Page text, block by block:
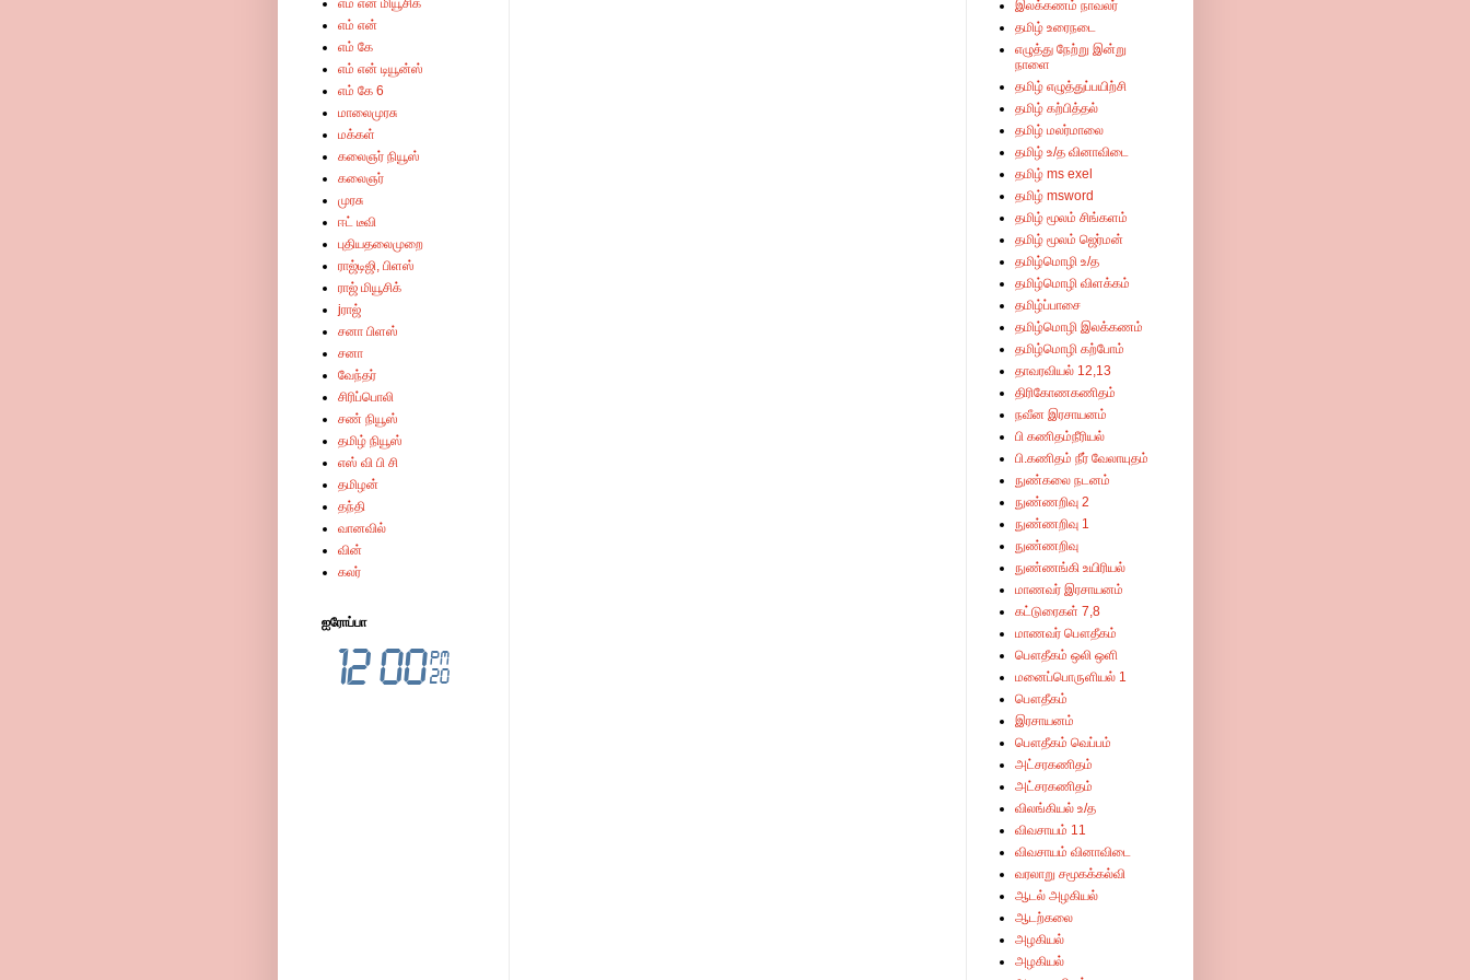
எம் என் மியூசிக்
எம் என்
எம் கே
எம் என் டியூன்ஸ்
எம் கே 6
மாலைமுரசு
மக்கள்
கலைஞர் நியூஸ்
கலைஞர்
முரசு
ஈட் டீவி
புதியதலைமுறை
ராஜ்டிஜி, பிளஸ்
ராஜ் மியூசிக்
jராஜ்
சனா பிளஸ்
சனா
வேந்தர்
சிரிப்பொலி
சண் நியூஸ்
தமிழ் நியூஸ்
எஸ் வி பி சி
தமிழன்
தந்தி
வானவில்
வின்
கலர்
ஐரோப்பா
இலக்கணம் நாவலர்
தமிழ் உரைநடை
எழுத்து நேற்று இன்று
நாளை
தமிழ் எழுத்துப்பயிற்சி
தமிழ் கற்பித்தல்
தமிழ் மலர்மாலை
தமிழ் உ/த வினாவிடை
தமிழ் ms exel
தமிழ் msword
தமிழ் மூலம் சிங்களம்
தமிழ் மூலம் ஜெர்மன்
தமிழ்மொழி உ/த
தமிழ்மொழி விளக்கம்
தமிழ்ப்பாசை
தமிழ்மொழி இலக்கணம்
தமிழ்மொழி கற்போம்
தாவரவியல் 12,13
திரிகோணகணிதம்
நவீன இரசாயனம்
பி கணிதம்நீரியல்
பி.கணிதம் நீர் வேலாயுதம்
நுண்கலை நடனம்
நுண்ணறிவு 2
நுண்ணறிவு 1
நுண்ணறிவு
நுண்ணங்கி உயிரியல்
மாணவர் இரசாயனம்
கட்டுரைகள் 7,8
மாணவர் பௌதீகம்
பௌதீகம் ஒலி ஒளி
மனைப்பொருளியல் 1
பௌதீகம்
இரசாயனம்
பௌதீகம் வெப்பம்
அட்சரகணிதம்
அட்சரகணிதம்
விலங்கியல் உ/த
விவசாயம் 11
விவசாயம் வினாவிடை
வரலாறு சமூகக்கல்வி
ஆடல் அழகியல்
ஆடற்கலை
அழகியல்
அழகியல்